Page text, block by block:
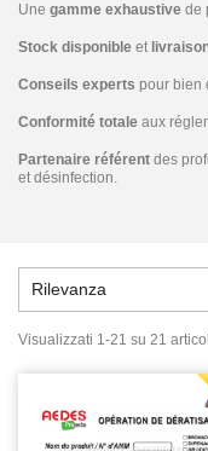
Une gamme exhaustive de
Stock disponible et
Conseils experts pour bien
Conformité totale aux
Partenaire référent des
et désinfection.
Rilevanza
Visualizzati 1-21 su 21